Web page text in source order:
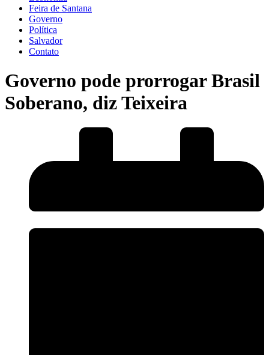
Feira de Santana
Governo
Política
Salvador
Contato
Governo pode prorrogar Brasil
Soberano, diz Teixeira